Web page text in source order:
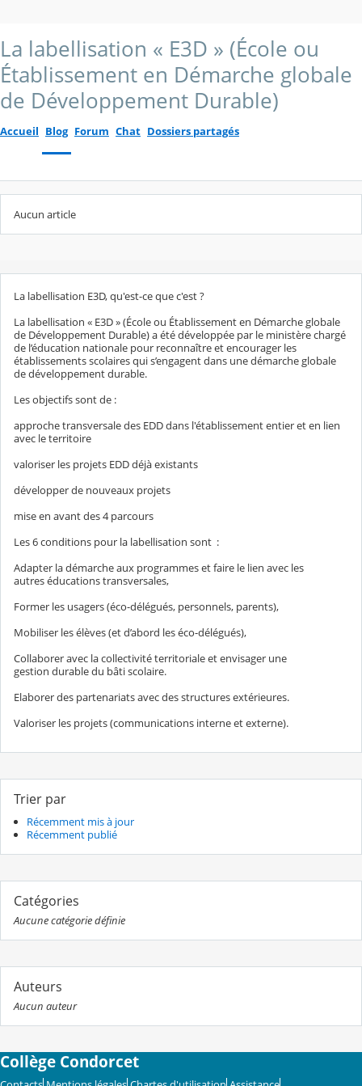
La labellisation « E3D » (École ou
Établissement en Démarche globale
de Développement Durable)
Accueil Blog Forum Chat Dossiers partagés
Aucun article
La labellisation E3D, qu'est-ce que c'est ?
La labellisation « E3D » (École ou Établissement en Démarche globale
de Développement Durable) a été développée par le ministère chargé
de l’éducation nationale pour reconnaître et encourager les
établissements scolaires qui s’engagent dans une démarche globale
de développement durable.
Les objectifs sont de :
approche transversale des EDD dans l'établissement entier et en lien
avec le territoire
valoriser les projets EDD déjà existants
développer de nouveaux projets
mise en avant des 4 parcours
Les 6 conditions pour la labellisation sont :
Adapter la démarche aux programmes et faire le lien avec les
autres éducations transversales,
Former les usagers (éco-délégués, personnels, parents),
Mobiliser les élèves (et d’abord les éco-délégués),
Collaborer avec la collectivité territoriale et envisager une
gestion durable du bâti scolaire.
Elaborer des partenariats avec des structures extérieures.
Valoriser les projets (communications interne et externe).
Trier par
Récemment mis à jour
Récemment publié
Catégories
Aucune catégorie définie
Auteurs
Aucun auteur
Collège Condorcet